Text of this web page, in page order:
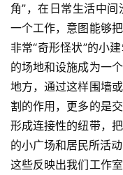
角”，在日常生活中
一个工作，意图能够
非常“奇形怪状”的小
的场地和设施成为一
地方，通过这样围墙
割的作用，更多的是
形成连接性的纽带，
的小广场和居民所活
这些反映出我们工作